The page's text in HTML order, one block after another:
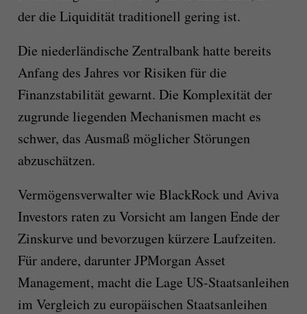
der die Liquidität traditionell gering ist.
Die niederländische Zentralbank hatte bereits
Anfang des Jahres vor Risiken für die
Finanzstabilität gewarnt. Die Komplexität der
zugrunde liegenden Mechanismen macht es
schwer, das Ausmaß möglicher Störungen
abzuschätzen.
Vermögensverwalter wie BlackRock und Aviva
Investors raten zu Vorsicht am langen Ende der
Zinskurve und bevorzugen kürzere Laufzeiten.
Für andere, darunter JPMorgan Asset
Management, macht die Lage US-Staatsanleihen
im Vergleich zu europäischen Staatsanleihen